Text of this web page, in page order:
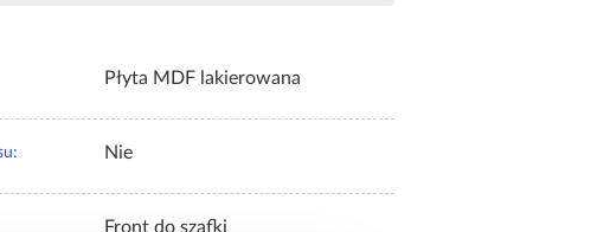
Płyta MDF lakierowana
Nie
Front do szafki